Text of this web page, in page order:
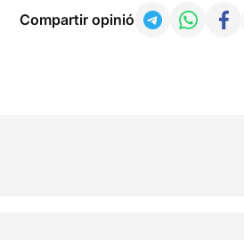
Compartir opinió